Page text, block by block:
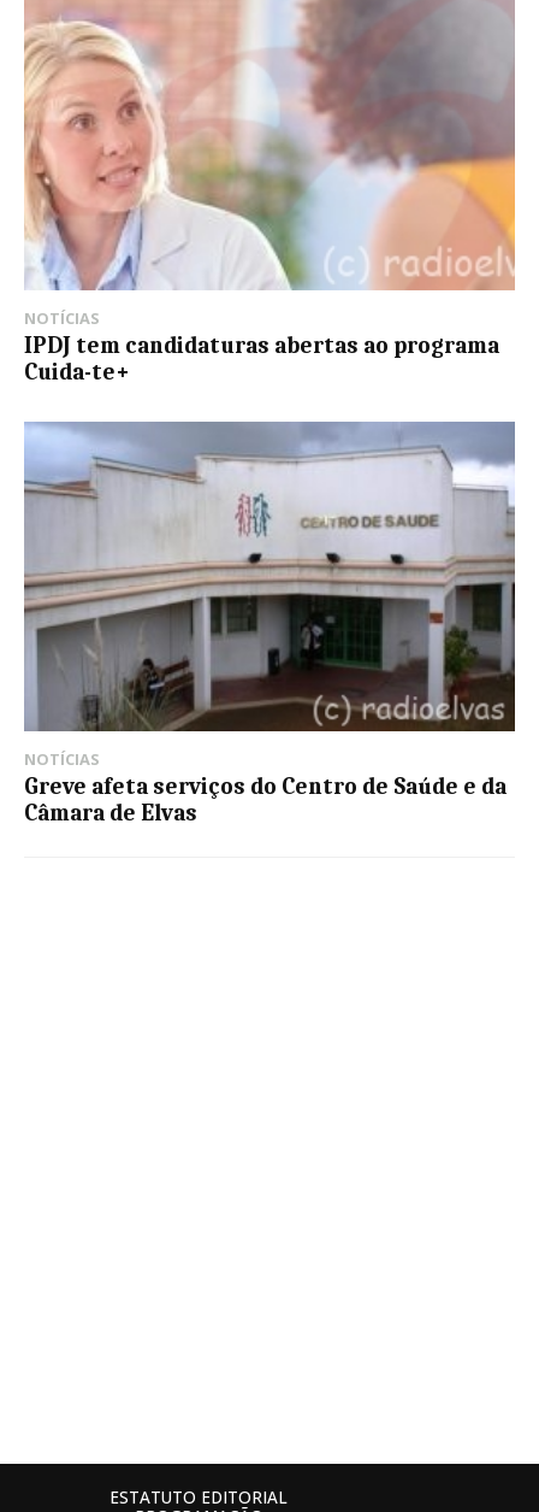
NOTÍCIAS
IPDJ tem candidaturas abertas ao programa
Cuida-te+
NOTÍCIAS
Greve afeta serviços do Centro de Saúde e da
Câmara de Elvas
ESTATUTO EDITORIAL